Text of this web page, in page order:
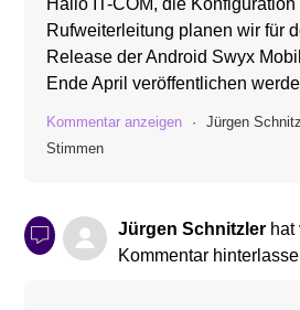
Hallo IT-COM, die Konfiguration
Rufweiterleitung planen wir für
Release der Android Swyx
Ende April veröffentlichen
Kommentar anzeigen Jürgen
Stimmen
Jürgen Schnitzler hat
Kommentar